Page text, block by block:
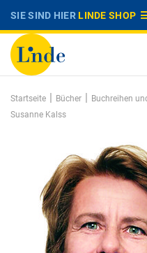
SIE SIND HIERLINDE SHOP
Startseite | Bücher | Buchreihen
Susanne Kalss